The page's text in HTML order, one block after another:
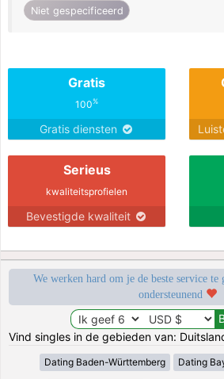
Niet gespecificeerd
Gratis
100%
Gratis diensten
Serieus
kwaliteitsprofielen
Bevestigde kwaliteit
We werken hard om je de beste service te
ondersteunend
Vind singles in de gebieden van:
Dating Baden-Württemberg Dating